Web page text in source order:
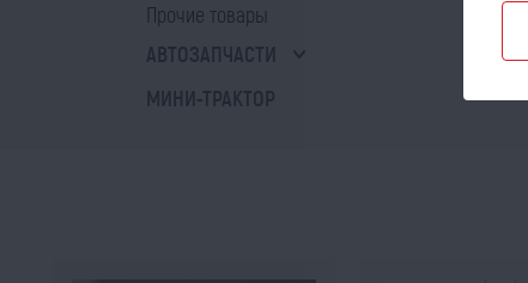
Прочие товары
АВТОЗАПЧАСТИ
МИНИ-ТРАКТОР